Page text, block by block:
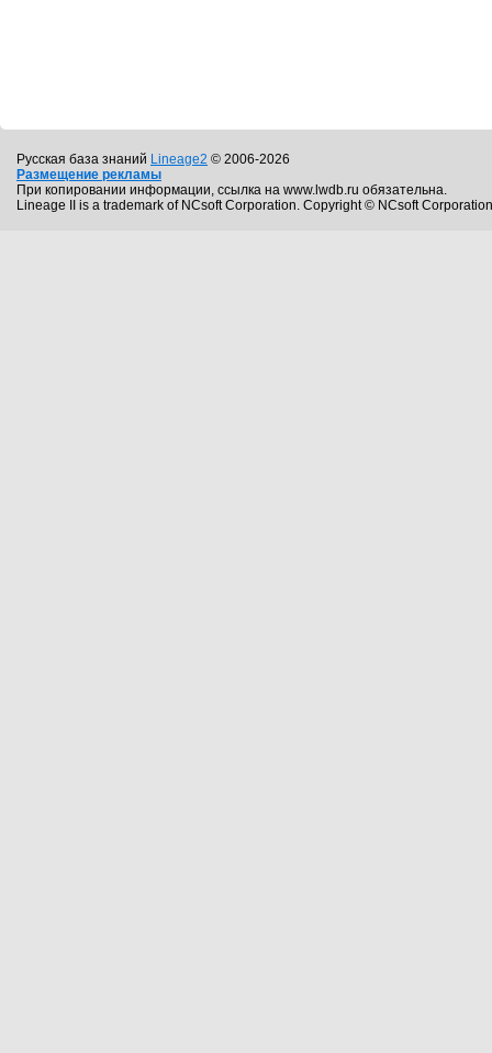
Русская база знаний Lineage2 © 2006-2026
Размещение рекламы
При копировании информации, ссылка на www.lwdb.ru обязательна.
Lineage II is a trademark of NCsoft Corporation. Copyright © NCsoft